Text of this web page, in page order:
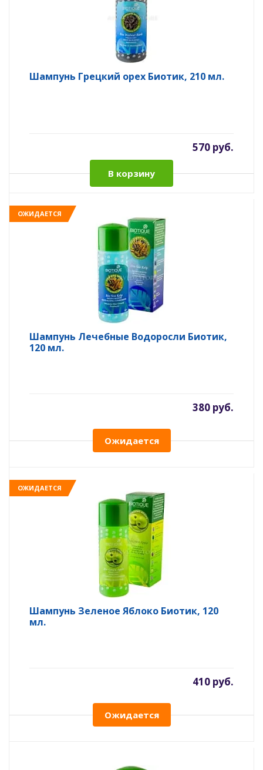
Шампунь Грецкий орех Биотик, 210 мл.
570 руб.
В корзину
ОЖИДАЕТСЯ
Шампунь Лечебные Водоросли Биотик,
120 мл.
380 руб.
Ожидается
ОЖИДАЕТСЯ
Шампунь Зеленое Яблоко Биотик, 120
мл.
410 руб.
Ожидается